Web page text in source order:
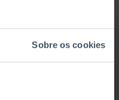
Sobre os cookies